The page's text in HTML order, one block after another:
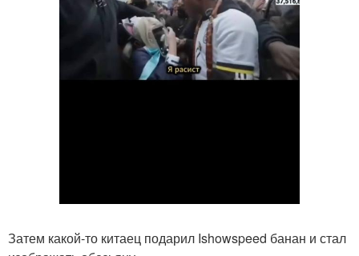
Затем какой-то китаец подарил Ishowspeed банан и стал